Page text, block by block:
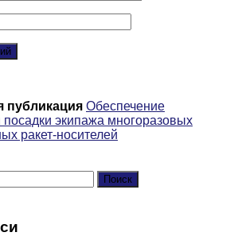
публикация Обеспечение
посадки экипажа многоразовых
ракет-носителей